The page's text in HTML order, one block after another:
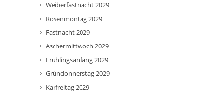
Weiberfastnacht 2029
Rosenmontag 2029
Fastnacht 2029
Aschermittwoch 2029
Frühlingsanfang 2029
Gründonnerstag 2029
Karfreitag 2029